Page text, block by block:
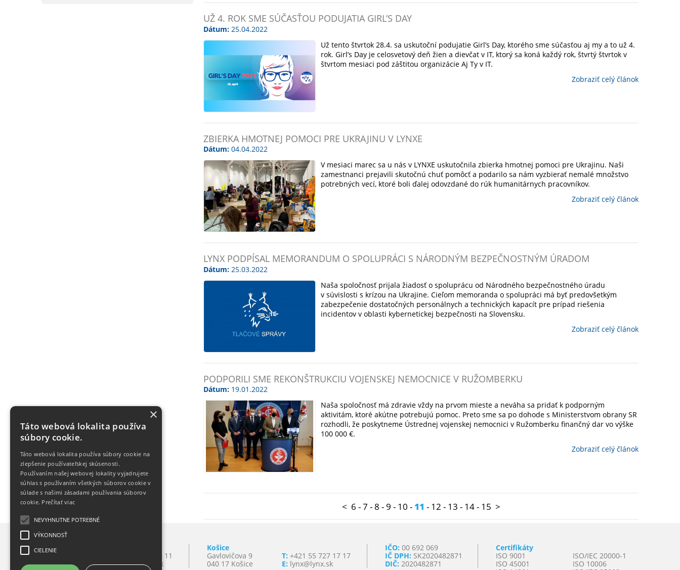
UŽ 4. ROK SME SÚČASŤOU PODUJATIA GIRL’S DAY
Dátum: 25.04.2022
Už tento štvrtok 28.4. sa uskutoční podujatie Girl’s Day, ktorého sme súčasťou aj my a to už 4.
rok. Girl’s Day je celosvetový deň žien a dievčat v IT, ktorý sa koná každý rok, štvrtý štvrtok v
štvrtom mesiaci pod záštitou organizácie Aj Ty v IT.
Zobraziť celý článok
ZBIERKA HMOTNEJ POMOCI PRE UKRAJINU V LYNXE
Dátum: 04.04.2022
V mesiaci marec sa u nás v LYNXE uskutočnila zbierka hmotnej pomoci pre Ukrajinu. Naši
zamestnanci prejavili skutočnú chuť pomôcť a podarilo sa nám vyzbierať nemalé množstvo
potrebných vecí, ktoré boli ďalej odovzdané do rúk humanitárnych pracovníkov.
Zobraziť celý článok
LYNX PODPÍSAL MEMORANDUM O SPOLUPRÁCI S NÁRODNÝM BEZPEČNOSTNÝM ÚRADOM
Dátum: 25.03.2022
Naša spoločnosť prijala žiadosť o spoluprácu od Národného bezpečnostného úradu
v súvislosti s krízou na Ukrajine. Cieľom memoranda o spolupráci má byť predovšetkým
zabezpečenie dostatočných personálnych a technických kapacít pre prípad riešenia
incidentov v oblasti kybernetickej bezpečnosti na Slovensku.
Zobraziť celý článok
PODPORILI SME REKONŠTRUKCIU VOJENSKEJ NEMOCNICE V RUŽOMBERKU
Dátum: 19.01.2022
Naša spoločnosť má zdravie vždy na prvom mieste a neváha sa pridať k podporným
aktivitám, ktoré akútne potrebujú pomoc. Preto sme sa po dohode s Ministerstvom obrany SR
rozhodli, že poskytneme Ústrednej vojenskej nemocnici v Ružomberku finančný dar vo výške
100 000 €.
Zobraziť celý článok
< 6 -7 - 8 -9 - 10 - 11 - 12 - 13 - 14- 15 >
Bratislava
821 09 Bratislava
+421 2 501 065 11
E: lynxba@lynx.sk
Košice
Gavlovičova 9
040 17 Košice
T: +421 55 727 17 17
E: lynx@lynx.sk
IČO: 00 692 069
IČ DPH: SK2020482871
DIČ: 2020482871
Certifikáty
ISO 9001
ISO 45001
ISO/IEC 20000-1
ISO 10006
×
Táto webová lokalita používa
súbory cookie.
Táto webová lokalita používa súbory cookie na
zlepšenie používateľskej skúsenosti.
Používaním našej webovej lokality vyjadrujete
súhlas s používaním všetkých súborov cookie v
súlade s našimi zásadami používania súborov
cookie. Prečítať viac
NEVYHNUTNE POTREBNÉ
VÝKONNOSŤ
CIELENIE